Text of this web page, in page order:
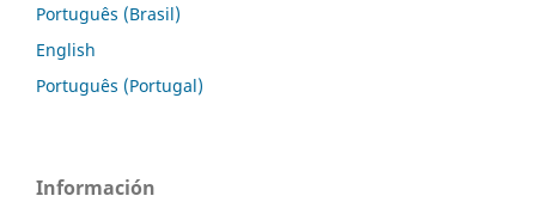
Português (Brasil)
English
Português (Portugal)
Información